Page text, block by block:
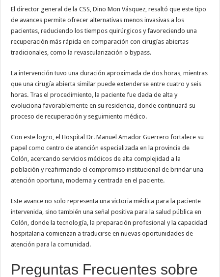
El director general de la CSS, Dino Mon Vásquez, resaltó que este tipo
de avances permite ofrecer alternativas menos invasivas a los
pacientes, reduciendo los tiempos quirúrgicos y favoreciendo una
recuperación más rápida en comparación con cirugías abiertas
tradicionales, como la revascularización o bypass.
La intervención tuvo una duración aproximada de dos horas, mientras
que una cirugía abierta similar puede extenderse entre cuatro y seis
horas. Tras el procedimiento, la paciente fue dada de alta y
evoluciona favorablemente en su residencia, donde continuará su
proceso de recuperación y seguimiento médico.
Con este logro, el Hospital Dr. Manuel Amador Guerrero fortalece su
papel como centro de atención especializada en la provincia de
Colón, acercando servicios médicos de alta complejidad a la
población y reafirmando el compromiso institucional de brindar una
atención oportuna, moderna y centrada en el paciente.
Este avance no solo representa una victoria médica para la paciente
intervenida, sino también una señal positiva para la salud pública en
Colón, donde la tecnología, la preparación profesional y la capacidad
hospitalaria comienzan a traducirse en nuevas oportunidades de
atención para la comunidad.
Preguntas Frecuentes sobre